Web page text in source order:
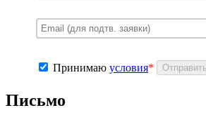
Принимаю условия*
Письмо